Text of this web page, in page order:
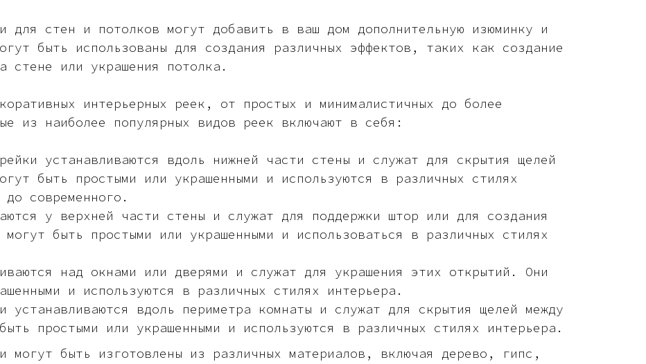
для стен и потолков могут добавить в ваш дом дополнительную изюминку и
быть использованы для создания различных эффектов, таких как создание
стене или украшения потолка.
интерьерных реек, от простых и минималистичных до более
из наиболее популярных видов реек включают в себя:
устанавливаются вдоль нижней части стены и служат для скрытия щелей
быть простыми или украшенными и используются в различных стилях
современного.
у верхней части стены и служат для поддержки штор или для создания
быть простыми или украшенными и использоваться в различных стилях
над окнами или дверями и служат для украшения этих открытий. Они
и используются в различных стилях интерьера.
устанавливаются вдоль периметра комнаты и служат для скрытия щелей между
простыми или украшенными и используются в различных стилях интерьера.
могут быть изготовлены из различных материалов, включая дерево, гипс,